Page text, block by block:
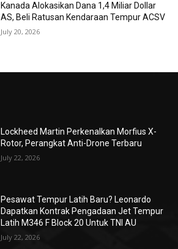
Kanada Alokasikan Dana 1,4 Miliar Dollar
AS, Beli Ratusan Kendaraan Tempur ACSV
July 20, 2026
Lockheed Martin Perkenalkan Morfius X-
Rotor, Perangkat Anti-Drone Terbaru
July 22, 2026
Pesawat Tempur Latih Baru? Leonardo
Dapatkan Kontrak Pengadaan Jet Tempur
Latih M346 F Block 20 Untuk TNI AU
July 22, 2026